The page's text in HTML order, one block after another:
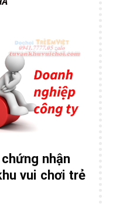
nhận
vui chơi trẻ